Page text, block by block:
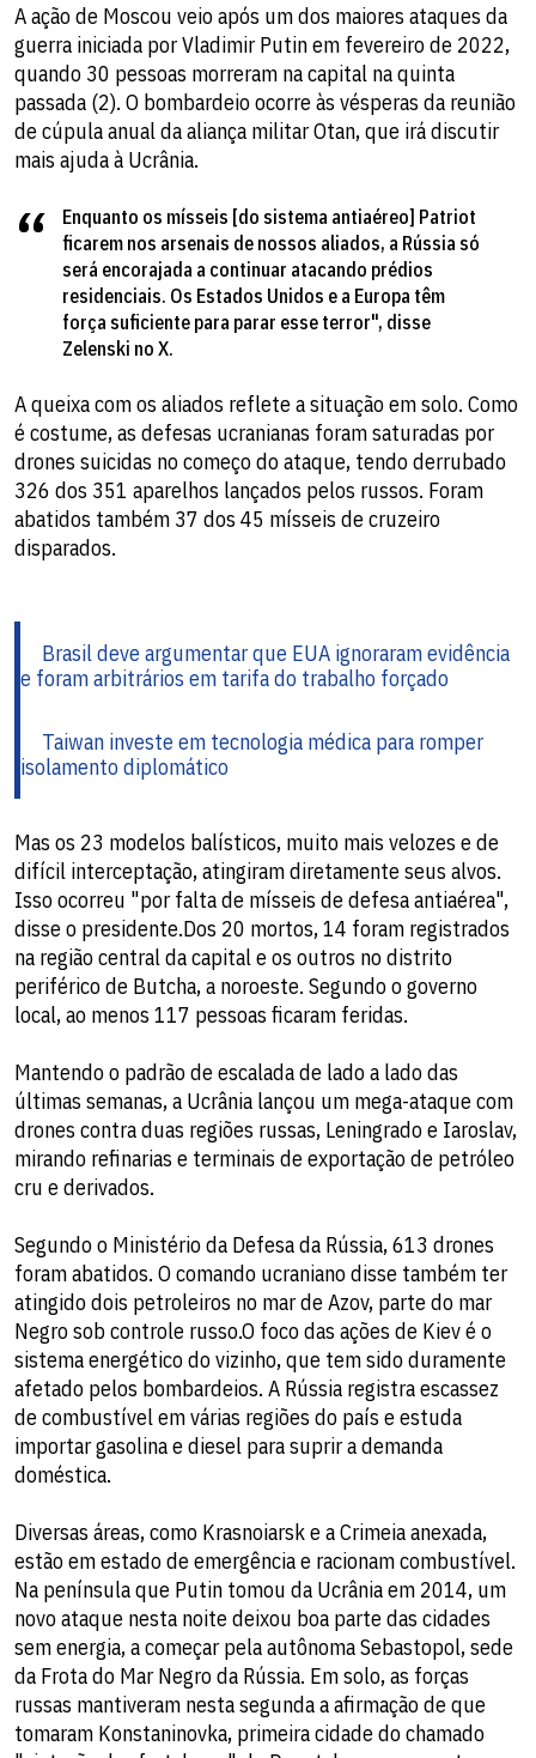
A ação de Moscou veio após um dos maiores ataques da
guerra iniciada por Vladimir Putin em fevereiro de 2022,
quando 30 pessoas morreram na capital na quinta
passada (2). O bombardeio ocorre às vésperas da reunião
de cúpula anual da aliança militar Otan, que irá discutir
mais ajuda à Ucrânia.
Enquanto os mísseis [do sistema antiaéreo] Patriot
ficarem nos arsenais de nossos aliados, a Rússia só
será encorajada a continuar atacando prédios
residenciais. Os Estados Unidos e a Europa têm
força suficiente para parar esse terror", disse
Zelenski no X.
A queixa com os aliados reflete a situação em solo. Como
é costume, as defesas ucranianas foram saturadas por
drones suicidas no começo do ataque, tendo derrubado
326 dos 351 aparelhos lançados pelos russos. Foram
abatidos também 37 dos 45 mísseis de cruzeiro
disparados.
Brasil deve argumentar que EUA ignoraram evidência
e foram arbitrários em tarifa do trabalho forçado
Taiwan investe em tecnologia médica para romper
isolamento diplomático
Mas os 23 modelos balísticos, muito mais velozes e de
difícil interceptação, atingiram diretamente seus alvos.
Isso ocorreu "por falta de mísseis de defesa antiaérea",
disse o presidente.Dos 20 mortos, 14 foram registrados
na região central da capital e os outros no distrito
periférico de Butcha, a noroeste. Segundo o governo
local, ao menos 117 pessoas ficaram feridas.
Mantendo o padrão de escalada de lado a lado das
últimas semanas, a Ucrânia lançou um mega-ataque com
drones contra duas regiões russas, Leningrado e Iaroslav,
mirando refinarias e terminais de exportação de petróleo
cru e derivados.
Segundo o Ministério da Defesa da Rússia, 613 drones
foram abatidos. O comando ucraniano disse também ter
atingido dois petroleiros no mar de Azov, parte do mar
Negro sob controle russo.O foco das ações de Kiev é o
sistema energético do vizinho, que tem sido duramente
afetado pelos bombardeios. A Rússia registra escassez
de combustível em várias regiões do país e estuda
importar gasolina e diesel para suprir a demanda
doméstica.
Diversas áreas, como Krasnoiarsk e a Crimeia anexada,
estão em estado de emergência e racionam combustível.
Na península que Putin tomou da Ucrânia em 2014, um
novo ataque nesta noite deixou boa parte das cidades
sem energia, a começar pela autônoma Sebastopol, sede
da Frota do Mar Negro da Rússia. Em solo, as forças
russas mantiveram nesta segunda a afirmação de que
tomaram Konstaninovka, primeira cidade do chamado